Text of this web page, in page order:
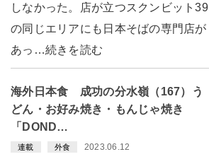
しなかった。店が立つスクンビット39
の同じエリアにも日本そばの専門店が
あっ…続きを読む
海外日本食 成功の分水嶺（167）う
どん・お好み焼き・もんじゃ焼き
「DOND…
連載 外食 2023.06.12